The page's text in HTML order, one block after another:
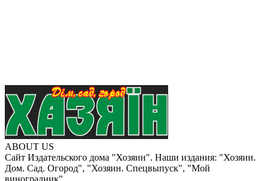
ABOUT US
Сайт Издательского дома "Хозяин". Наши издания: "Хозяин.
Дом. Сад. Огород", "Хозяин. Спецвыпуск", "Мой
виноградник".